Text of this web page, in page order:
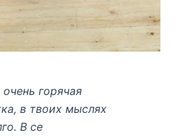
горячая
в твоих мыслях
В се